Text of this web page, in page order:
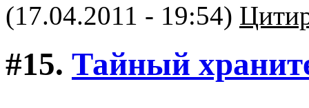
(17.04.2011 - 19:54)
#15. Тайный